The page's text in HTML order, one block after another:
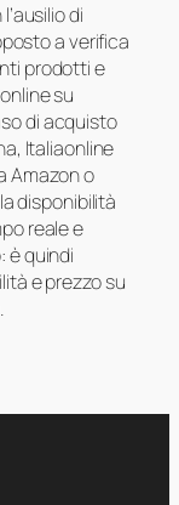
di
a verifica
prodotti e
su
di acquisto
Italiaonline
Amazon o
disponibilità
reale e
è quindi
e prezzo su